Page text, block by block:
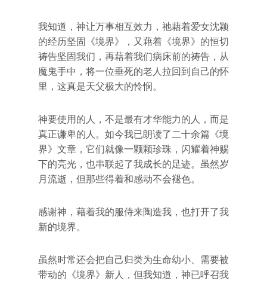
我知道，神让万事相互效力，祂藉着爱女沈颖
的经历坚固《境界》，又藉着《境界》的恒切
祷告坚固我们，再藉着我们病床前的祷告，从
魔鬼手中，将一位垂死的老人拉回到自己的怀
里，这真是天父极大的怜悯。
神要使用的人，不是最有才华能力的人，而是
真正谦卑的人。如今我已朗读了二十余篇《境
界》文章，它们就像一颗颗珍珠，闪耀着神赐
下的亮光，也串联起了我成长的足迹。虽然岁
月流逝，但那些得着和感动不会褪色。
感谢神，藉着我的服侍来陶造我，也打开了我
新的境界。
虽然时常还会把自己归类为生命幼小、需要被
带动的《境界》新人，但我知道，神已呼召我